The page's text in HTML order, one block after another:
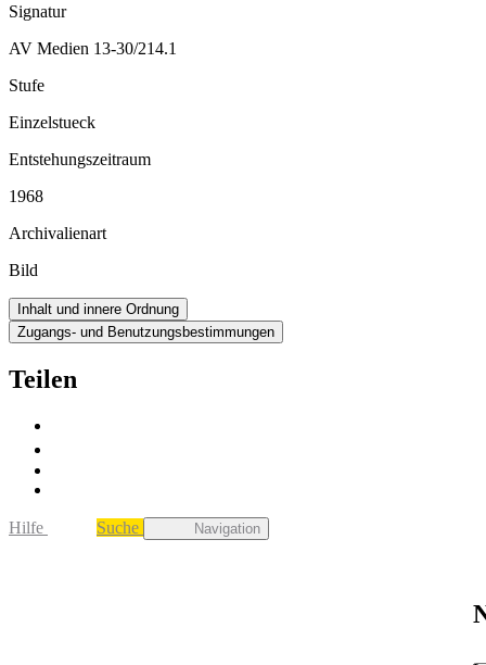
Signatur
AV Medien 13-30/214.1
Stufe
Einzelstueck
Entstehungszeitraum
1968
Archivalienart
Bild
Inhalt und innere Ordnung
Zugangs- und Benutzungsbestimmungen
Teilen
Hilfe Suche Navigation